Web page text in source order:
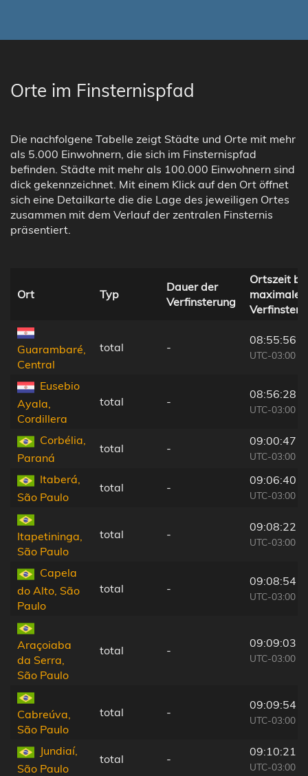
Orte im Finsternispfad
Die nachfolgene Tabelle zeigt Städte und Orte mit mehr
als 5.000 Einwohnern, die sich im Finsternispfad
befinden. Städte mit mehr als 100.000 Einwohnern sind
dick gekennzeichnet. Mit einem Klick auf den Ort öffnet
sich eine Detailkarte die die Lage des jeweiligen Ortes
zusammen mit dem Verlauf der zentralen Finsternis
präsentiert.
Ort Typ
Dauer der
Verfinsterung
Ortszeit
maximaler
Guarambaré,
Central
total -
08:55:56
UTC-03:00
Eusebio
Ayala,
Cordillera
total -
08:56:28
UTC-03:00
Corbélia,
Paraná
total -
09:00:47
UTC-03:00
Itaberá,
São Paulo
total -
09:06:40
UTC-03:00
Itapetininga,
São Paulo
total -
09:08:22
UTC-03:00
Capela
do Alto, São
Paulo
total -
09:08:54
UTC-03:00
Araçoiaba
da Serra,
São Paulo
total -
09:09:03
UTC-03:00
Cabreúva,
São Paulo
total -
09:09:54
UTC-03:00
Jundiaí,
São Paulo
total -
09:10:21
UTC-03:00